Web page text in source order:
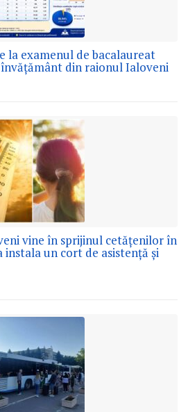
la examenul de bacalaureat
din raionul Ialoveni
vine în sprijinul cetățenilor în
instala un cort de asistență și